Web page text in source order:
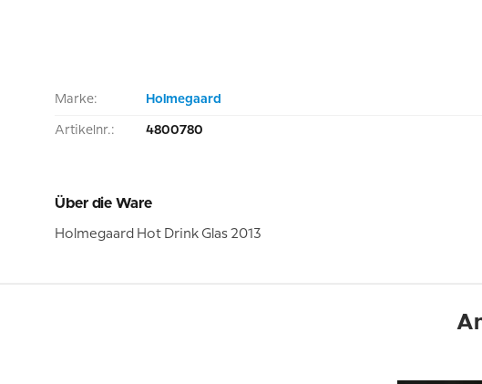
Marke: Holmegaard
Artikelnr.: 4800780
Über die Ware
Holmegaard Hot Drink Glas 2013